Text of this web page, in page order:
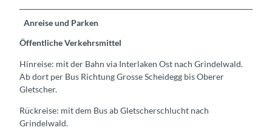
Anreise und Parken
Öffentliche Verkehrsmittel
Hinreise: mit der Bahn via Interlaken Ost nach Grindelwald.
Ab dort per Bus Richtung Grosse Scheidegg bis Oberer
Gletscher.
Rückreise: mit dem Bus ab Gletscherschlucht nach
Grindelwald.